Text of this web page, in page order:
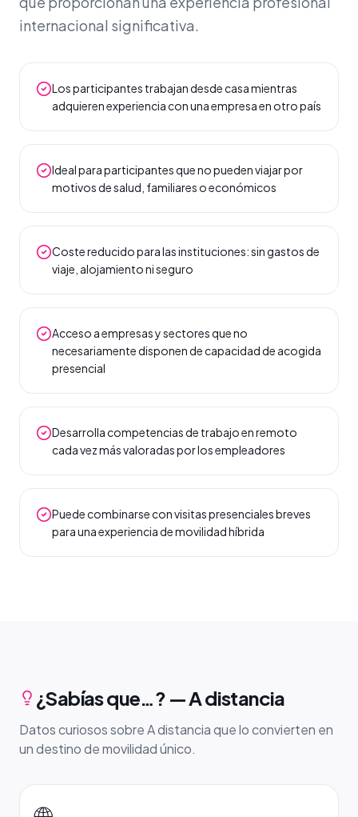
internacional significativa.
Los participantes trabajan desde casa mientras
adquieren experiencia con una empresa en otro país
Ideal para participantes que no pueden viajar por
motivos de salud, familiares o económicos
Coste reducido para las instituciones: sin gastos de
viaje, alojamiento ni seguro
Acceso a empresas y sectores que no
necesariamente disponen de capacidad de acogida
presencial
Desarrolla competencias de trabajo en remoto
cada vez más valoradas por los empleadores
Puede combinarse con visitas presenciales breves
para una experiencia de movilidad híbrida
¿Sabías que…? — A distancia
Datos curiosos sobre A distancia que lo convierten en
un destino de movilidad único.